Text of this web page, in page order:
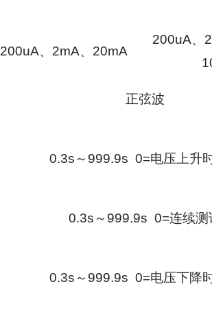
200uA、2mA、20mA
200uA、
正弦波
0.3s～999.9s 0=电压上升
0.3s～999.9s 0=连续测
0.3s～999.9s 0=电压下降